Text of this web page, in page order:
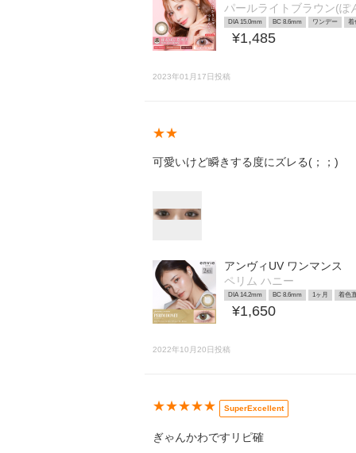
パールライトブラウン(ぽ
DIA 15.0mm BC 8.6mm ワンデー 着
¥1,485
2023年01月17日投稿
★★
可愛いけど瞬きする度にズレる(；；)
アンヴィUV ワンマンス
ペリム ハニー
DIA 14.2mm BC 8.6mm 1ヶ月 着色
¥1,650
2022年10月20日投稿
★★★★★ SuperExcellent
ぎゃんかわですリピ確